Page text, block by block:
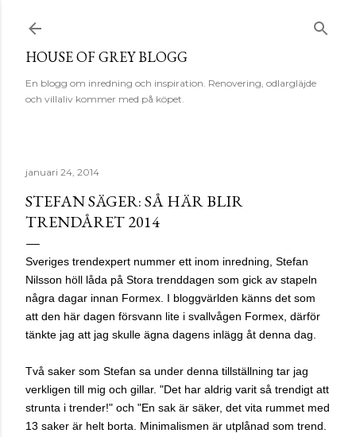
HOUSE OF GREY BLOGG
En blogg om inredning och inspiration. Renovering, odlargläjde
och villaliv kommer med på köpet.
januari 24, 2014
STEFAN SÄGER: SÅ HÄR BLIR
TRENDÅRET 2014
Sveriges trendexpert nummer ett inom inredning, Stefan
Nilsson höll låda på Stora trenddagen som gick av stapeln
några dagar innan Formex. I bloggvärlden känns det som
att den här dagen försvann lite i svallvågen Formex, därför
tänkte jag att jag skulle ägna dagens inlägg åt denna dag.
Två saker som Stefan sa under denna tillställning tar jag
verkligen till mig och gillar. "Det har aldrig varit så trendigt att
strunta i trender!" och "En sak är säker, det vita rummet med
13 saker är helt borta. Minimalismen är utplånad som trend.